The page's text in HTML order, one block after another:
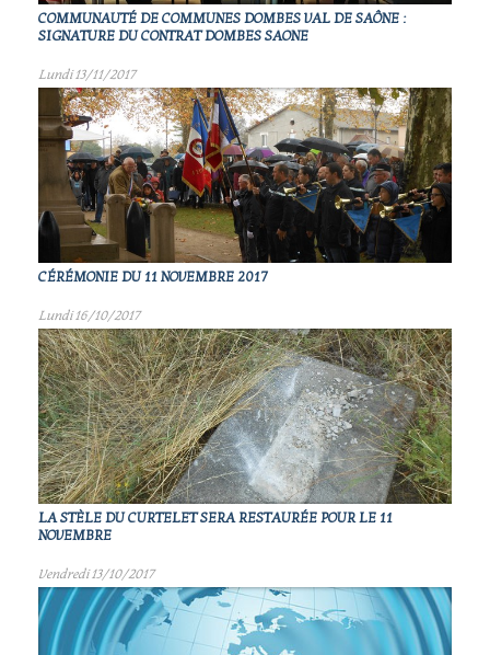
COMMUNAUTÉ DE COMMUNES DOMBES VAL DE SAÔNE :
SIGNATURE DU CONTRAT DOMBES SAONE
Lundi 13/11/2017
CÉRÉMONIE DU 11 NOVEMBRE 2017
Lundi 16/10/2017
LA STÈLE DU CURTELET SERA RESTAURÉE POUR LE 11
NOVEMBRE
Vendredi 13/10/2017